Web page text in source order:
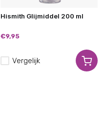
Hismith Glijmiddel 200 ml
€9,95
Vergelijk